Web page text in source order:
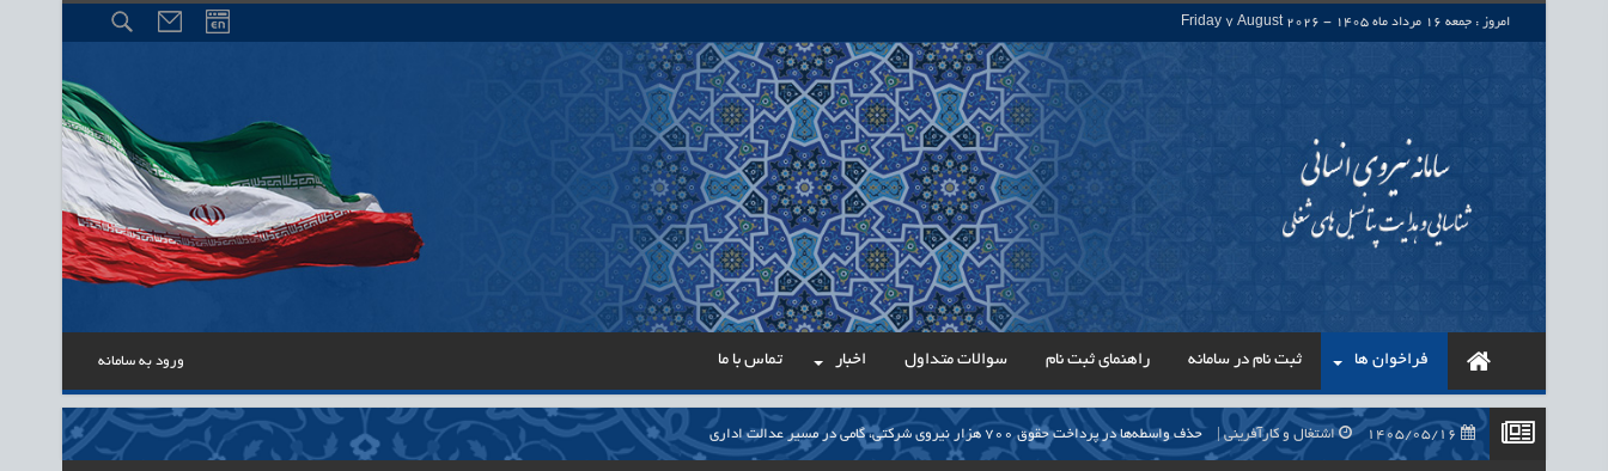
امروز : جمعه 16 مرداد ماه 1405 - Friday 7 August 2026
فراخوان ها ثبت نام در سامانه راهنمای ثبت نام سوالات متداول اخبار تماس با ما ورود به سامانه
اشتغال و کارآفرینی حذف واسطه‌ها در پرداخت حقوق ۷۰۰ هزار نیروی شرکتی، گامی در مسیر عدالت اداری